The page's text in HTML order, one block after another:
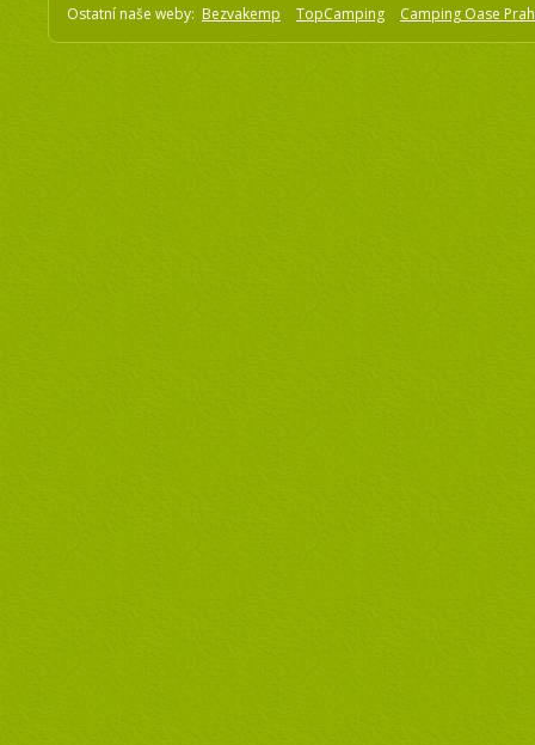
Ostatní naše weby: Bezvakemp TopCamping Camping Oase